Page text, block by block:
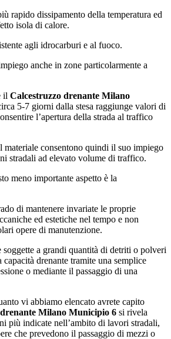
rapido dissipamento della temperatura ed
isola di calore.
agli idrocarburi e al fuoco.
anche in zone particolarmente a
il Calcestruzzo drenante Milano
5-7 giorni dalla stesa raggiunge valori di
l’apertura della strada al traffico
materiale consentono quindi il suo impiego
stradali ad elevato volume di traffico.
meno importante aspetto è la
di mantenere invariate le proprie
ed estetiche nel tempo e non
opere di manutenzione.
a grandi quantità di detriti o polveri
drenante tramite una semplice
o mediante il passaggio di una
vi abbiamo elencato avrete capito
Milano Municipio 6 si rivela
più indicate nell’ambito di lavori stradali,
che prevedono il passaggio di mezzi o